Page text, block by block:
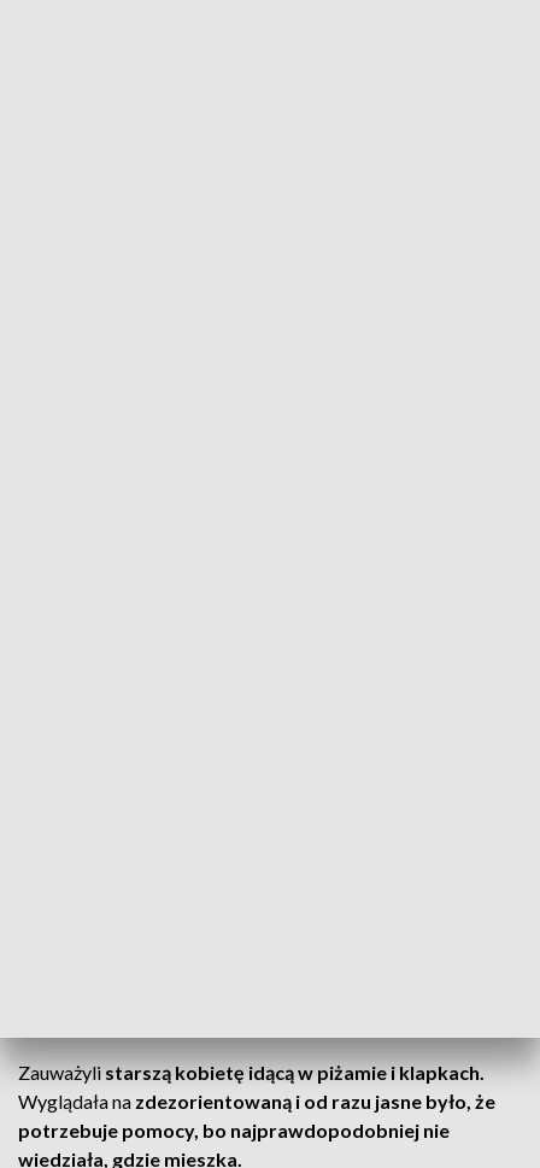
Zauważylistarszą kobietę idącą w piżamie i klapkach.
Wyglądała na zdezorientowaną i od razu jasne było, że
potrzebuje pomocy, bo najprawdopodobniej nie
wiedziała, gdzie mieszka.